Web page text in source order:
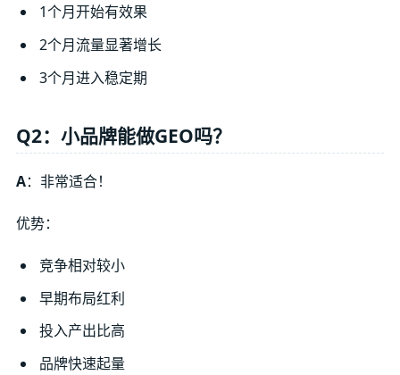
1个月开始有效果
2个月流量显著增长
3个月进入稳定期
Q2：小品牌能做GEO吗？
A：非常适合！
优势：
竞争相对较小
早期布局红利
投入产出比高
品牌快速起量